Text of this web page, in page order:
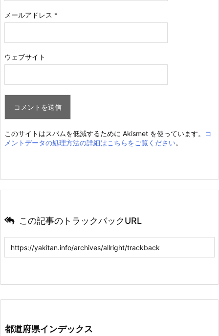
メールアドレス *
ウェブサイト
このサイトはスパムを低減するために Akismet を使っています。
コ
メントデータの処理方法の詳細はこちらをご覧ください。
この記事のトラックバックURL
都道府県インデックス